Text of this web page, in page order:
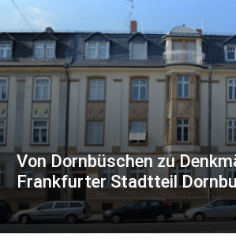
Von Dornbüschen zu
Frankfurter Stadtteil